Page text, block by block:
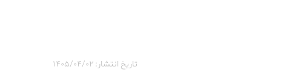
تاریخ انتشار: ۱۴۰۵/۰۴/۰۲